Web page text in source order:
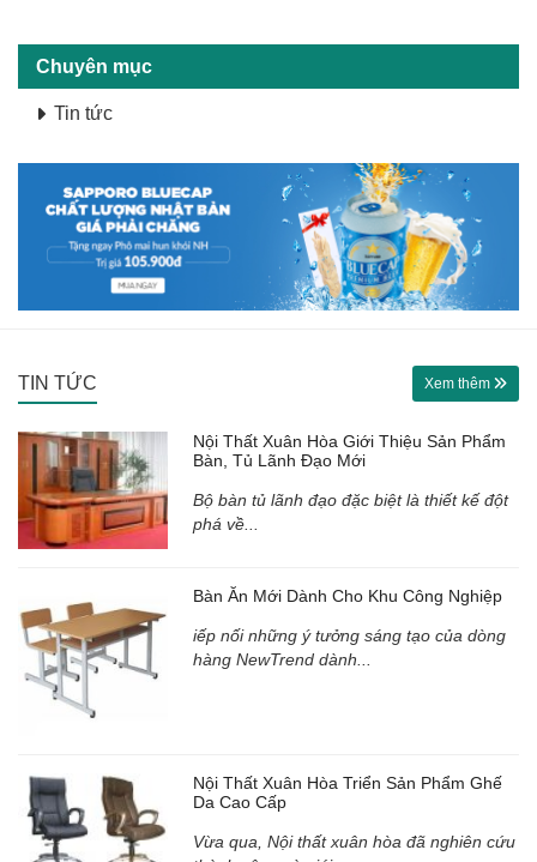
Chuyên mục
Tin tức
TIN TỨC Xem thêm
Nội Thất Xuân Hòa Giới Thiệu Sản Phẩm
Bàn, Tủ Lãnh Đạo Mới
Bộ bàn tủ lãnh đạo đặc biệt là thiết kế đột
phá về...
Bàn Ăn Mới Dành Cho Khu Công Nghiệp
iếp nối những ý tưởng sáng tạo của dòng
hàng NewTrend dành...
Nội Thất Xuân Hòa Triển Sản Phẩm Ghế
Da Cao Cấp
Vừa qua, Nội thất xuân hòa đã nghiên cứu